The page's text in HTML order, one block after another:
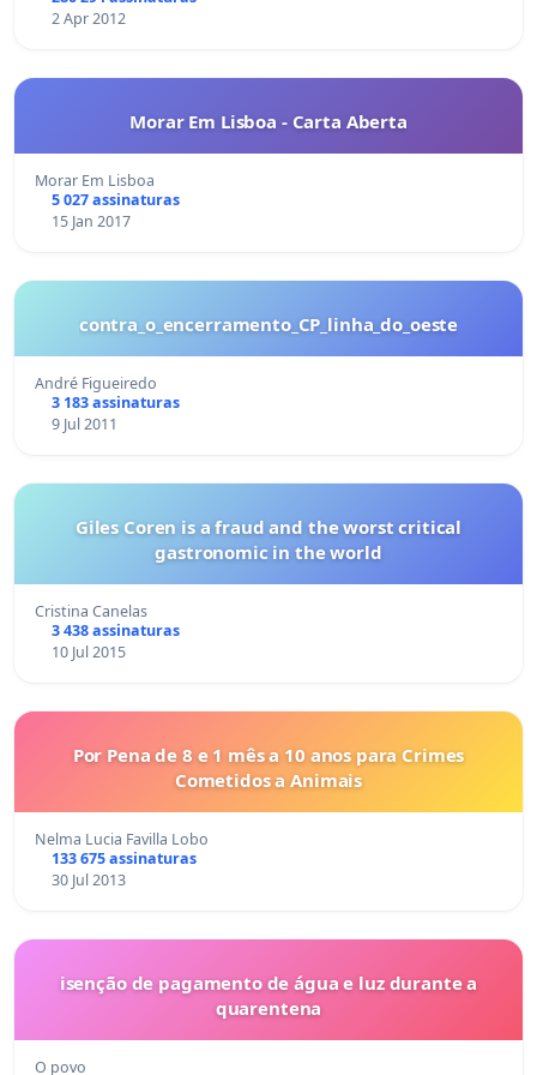
2 Apr 2012
Morar Em Lisboa - Carta Aberta
Morar Em Lisboa
5 027 assinaturas
15 Jan 2017
contra_o_encerramento_CP_linha_do_oeste
André Figueiredo
3 183 assinaturas
9 Jul 2011
Giles Coren is a fraud and the worst critical
gastronomic in the world
Cristina Canelas
3 438 assinaturas
10 Jul 2015
Por Pena de 8 e 1 mês a 10 anos para Crimes
Cometidos a Animais
Nelma Lucia Favilla Lobo
133 675 assinaturas
30 Jul 2013
isenção de pagamento de água e luz durante a
quarentena
O povo